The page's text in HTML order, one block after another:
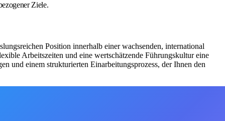
Ziele.
Position innerhalb einer wachsenden, international
Arbeitszeiten und eine wertschätzende Führungskultur eine
und einem strukturierten Einarbeitungsprozess, der Ihnen den